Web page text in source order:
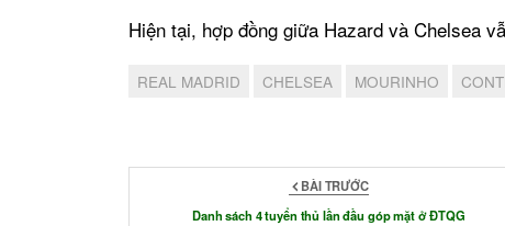
Hiện tại, hợp đồng giữa Hazard và Chelsea
REAL MADRID CHELSEA MOURINHO
BÀI TRƯỚC
Danh sách 4 tuyển thủ lần đầu góp mặt ở ĐTQG